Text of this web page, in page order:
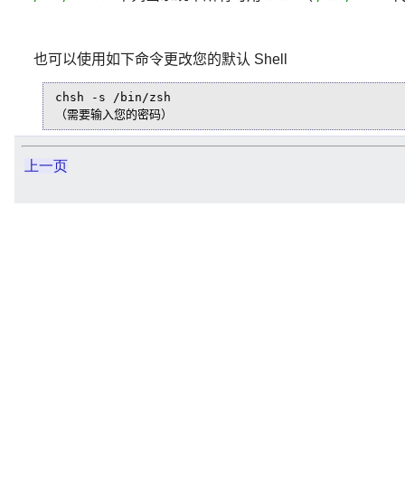
也可以使用如下命令更改您的默认 Shell
chsh -s /bin/zsh
（需要输入您的密码）
上一页